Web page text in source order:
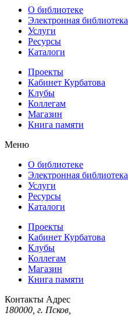
О библиотеке
Электронная библиотека
Услуги
Ресурсы
Каталоги
Проекты
Кабинет Курбатова
Клубы
Коллегам
Магазин
Книга памяти
Меню
О библиотеке
Электронная библиотека
Услуги
Ресурсы
Каталоги
Проекты
Кабинет Курбатова
Клубы
Коллегам
Магазин
Книга памяти
Контакты Адрес
180000, г. Псков,